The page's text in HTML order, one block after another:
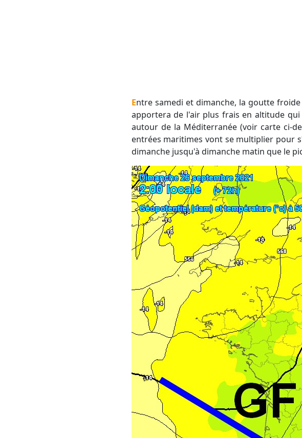
Entre samedi et dimanche, la goutte froide va se rapprocher faisant baisser la pression atmosphérique. Elle
apportera de l'air plus frais en altitude
autour de la Méditerranée (voir carte ci-
entrées maritimes vont se multiplier pour
dimanche jusqu'à dimanche matin que le